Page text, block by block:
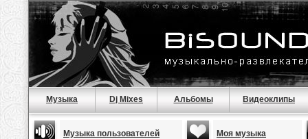
Музыка Dj Mixes Альбомы Видеоклипы
Музыка пользователей Моя музыка